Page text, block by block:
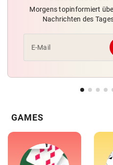
Morgens topinformiert
Nachrichten des
E-Mail
GAMES